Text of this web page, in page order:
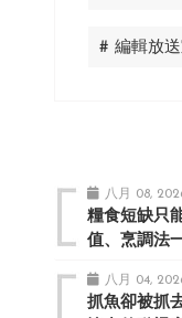
# 編輯放
八月 08,
糧食短缺只
值、烹調法
八月 04,
抓魚卻被抓